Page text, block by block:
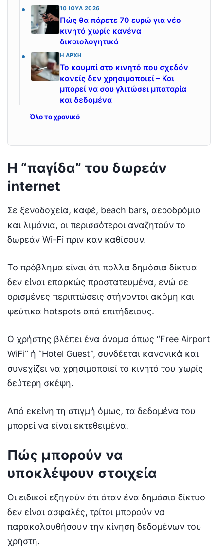
10 ΙΟΎΛ 2026
Πώς θα πάρετε 70 ευρώ για νέο
κινητό χωρίς κανένα
δικαιολογητικό
Η ΑΡΧΉ
Το κουμπί στο κινητό που σχεδόν
κανείς δεν χρησιμοποιεί – Και
μπορεί να σου γλιτώσει μπαταρία
και δεδομένα
Όλο το χρονικό
Η “παγίδα” του δωρεάν
internet
Σε ξενοδοχεία, καφέ, beach bars, αεροδρόμια
και λιμάνια, οι περισσότεροι αναζητούν το
δωρεάν Wi-Fi πριν καν καθίσουν.
Το πρόβλημα είναι ότι πολλά δημόσια δίκτυα
δεν είναι επαρκώς προστατευμένα, ενώ σε
ορισμένες περιπτώσεις στήνονται ακόμη και
ψεύτικα hotspots από επιτήδειους.
Ο χρήστης βλέπει ένα όνομα όπως “Free Airport
WiFi” ή “Hotel Guest”, συνδέεται κανονικά και
συνεχίζει να χρησιμοποιεί το κινητό του χωρίς
δεύτερη σκέψη.
Από εκείνη τη στιγμή όμως, τα δεδομένα του
μπορεί να είναι εκτεθειμένα.
Πώς μπορούν να
υποκλέψουν στοιχεία
Οι ειδικοί εξηγούν ότι όταν ένα δημόσιο δίκτυο
δεν είναι ασφαλές, τρίτοι μπορούν να
παρακολουθήσουν την κίνηση δεδομένων του
χρήστη.